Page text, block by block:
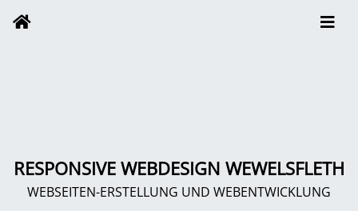
RESPONSIVE WEBDESIGN WEWELSFLETH
WEBSEITEN-ERSTELLUNG UND WEBENTWICKLUNG